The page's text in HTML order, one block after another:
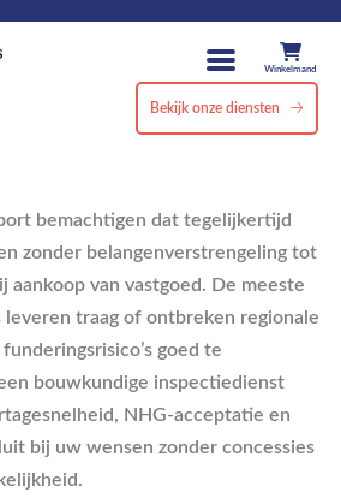
Winkelmand
Bekijk onze diensten
bemachtigen dat tegelijkertijd
zonder belangenverstrengeling tot
aankoop van vastgoed. De meeste
leveren traag of ontbreken regionale
goed te
bouwkundige inspectiedienst
NHG-acceptatie en
bij uw wensen zonder concessies